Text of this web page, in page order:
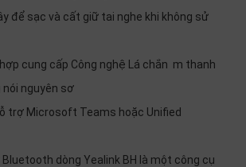
để sạc và cất giữ tai nghe khi không sử
cung cấp Công nghệ Lá chắn m thanh
nói nguyên sơ
trợ Microsoft Teams hoặc Unified
Bluetooth dòng Yealink BH là một công cụ